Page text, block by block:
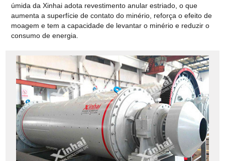
úmida da Xinhai adota revestimento anular estriado, o que
aumenta a superfície de contato do minério, reforça o efeito de
moagem e tem a capacidade de levantar o minério e reduzir o
consumo de energia.